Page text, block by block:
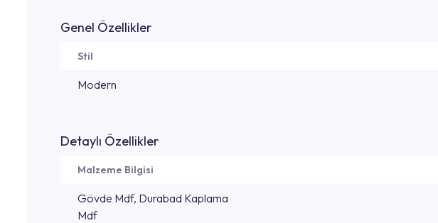
Genel Özellikler
Stil
Modern
Detaylı Özellikler
Malzeme Bilgisi
Gövde Mdf, Durabad Kaplama
Mdf